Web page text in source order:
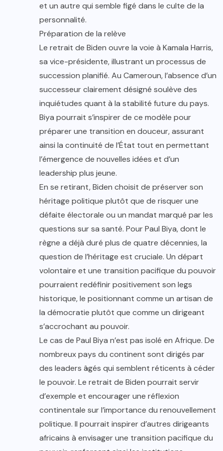
et un autre qui semble figé dans le culte de la
personnalité.
Préparation de la relève
Le retrait de Biden ouvre la voie à Kamala Harris,
sa vice-présidente, illustrant un processus de
succession planifié. Au Cameroun, l’absence d’un
successeur clairement désigné soulève des
inquiétudes quant à la stabilité future du pays.
Biya pourrait s’inspirer de ce modèle pour
préparer une transition en douceur, assurant
ainsi la continuité de l’État tout en permettant
l’émergence de nouvelles idées et d’un
leadership plus jeune.
En se retirant, Biden choisit de préserver son
héritage politique plutôt que de risquer une
défaite électorale ou un mandat marqué par les
questions sur sa santé. Pour Paul Biya, dont le
règne a déjà duré plus de quatre décennies, la
question de l’héritage est cruciale. Un départ
volontaire et une transition pacifique du pouvoir
pourraient redéfinir positivement son legs
historique, le positionnant comme un artisan de
la démocratie plutôt que comme un dirigeant
s’accrochant au pouvoir.
Le cas de Paul Biya n’est pas isolé en Afrique. De
nombreux pays du continent sont dirigés par
des leaders âgés qui semblent réticents à céder
le pouvoir. Le retrait de Biden pourrait servir
d’exemple et encourager une réflexion
continentale sur l’importance du renouvellement
politique. Il pourrait inspirer d’autres dirigeants
africains à envisager une transition pacifique du